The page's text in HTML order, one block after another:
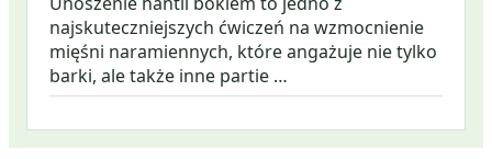
najskuteczniejszych ćwiczeń na wzmocnienie
mięśni naramiennych, które angażuje nie tylko
barki, ale także inne partie …